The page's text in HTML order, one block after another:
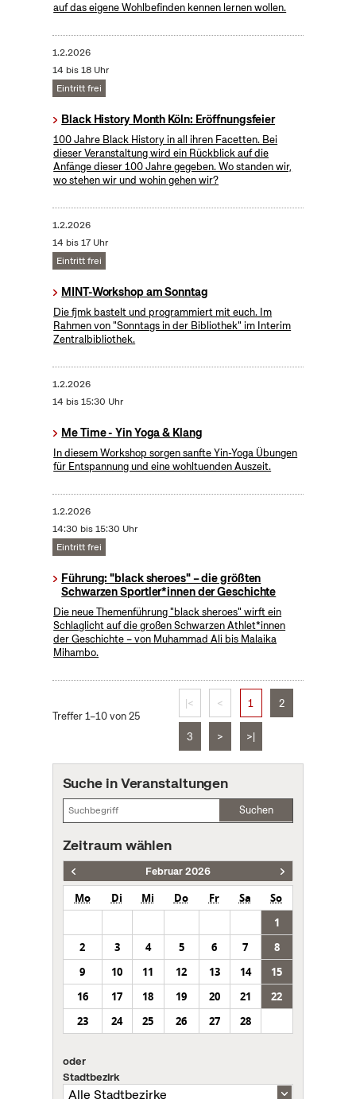
auf das eigene Wohlbefinden kennen lernen wollen.
1.2.2026
14 bis 18 Uhr
Eintritt frei
Black History Month Köln: Eröffnungsfeier
100 Jahre Black History in all ihren Facetten. Bei
dieser Veranstaltung wird ein Rückblick auf die
Anfänge dieser 100 Jahre gegeben. Wo standen wir,
wo stehen wir und wohin gehen wir?
1.2.2026
14 bis 17 Uhr
Eintritt frei
MINT-Workshop am Sonntag
Die fjmk bastelt und programmiert mit euch. Im
Rahmen von "Sonntags in der Bibliothek" im Interim
Zentralbibliothek.
1.2.2026
14 bis 15:30 Uhr
Me Time - Yin Yoga & Klang
In diesem Workshop sorgen sanfte Yin-Yoga Übungen
für Entspannung und eine wohltuenden Auszeit.
1.2.2026
14:30 bis 15:30 Uhr
Eintritt frei
Führung: "black sheroes" – die größten
Schwarzen Sportler*innen der Geschichte
Die neue Themenführung "black sheroes" wirft ein
Schlaglicht auf die großen Schwarzen Athlet*innen
der Geschichte – von Muhammad Ali bis Malaika
Mihambo.
Treffer 1–10 von 25
|< < 1 2
3 > >|
Suche in Veranstaltungen
Suchen
Zeitraum wählen
Februar 2026
Mo Di Mi Do Fr Sa
So
1
2
3 4 5 6 7
8
9
10 11 12 13 14
15
16
17 18 19 20 21
22
23
24 25 26 27 28
oder
Stadtbezirk